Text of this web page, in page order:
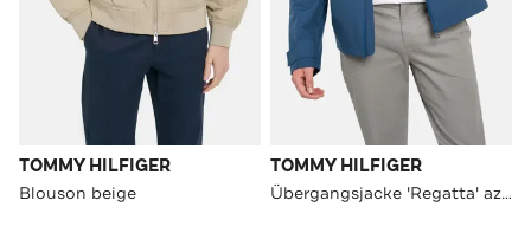
TOMMY HILFIGER
Blouson beige
TOMMY HILFIGER
Übergangsjacke 'Regatta' azurblau